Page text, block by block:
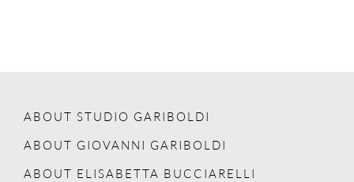
ABOUT STUDIO GARIBOLDI
ABOUT GIOVANNI GARIBOLDI
ABOUT ELISABETTA BUCCIARELLI